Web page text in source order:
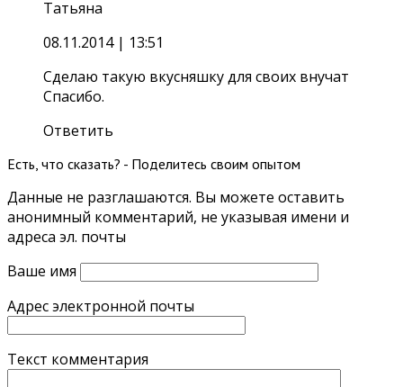
Татьяна
08.11.2014 | 13:51
Сделаю такую вкусняшку для своих внучат
Спасибо.
Ответить
Есть, что сказать? - Поделитесь своим опытом
Данные не разглашаются. Вы можете оставить
анонимный комментарий, не указывая имени и
адреса эл. почты
Ваше имя
Адрес электронной почты
Текст комментария